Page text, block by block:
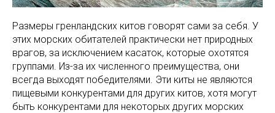
Размеры гренландских китов говорят сами за себя. У
этих морских обитателей практически нет природных
врагов, за исключением касаток, которые охотятся
группами. Из-за их численного преимущества, они
всегда выходят победителями. Эти киты не являются
пищевыми конкурентами для других китов, хотя могут
быть конкурентами для некоторых других морских